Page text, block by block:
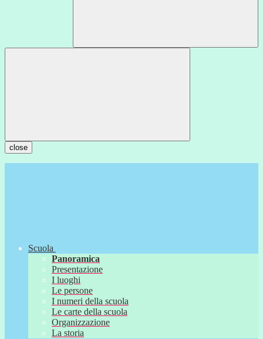
close
Scuola
Panoramica
Presentazione
I luoghi
Le persone
I numeri della scuola
Le carte della scuola
Organizzazione
La storia